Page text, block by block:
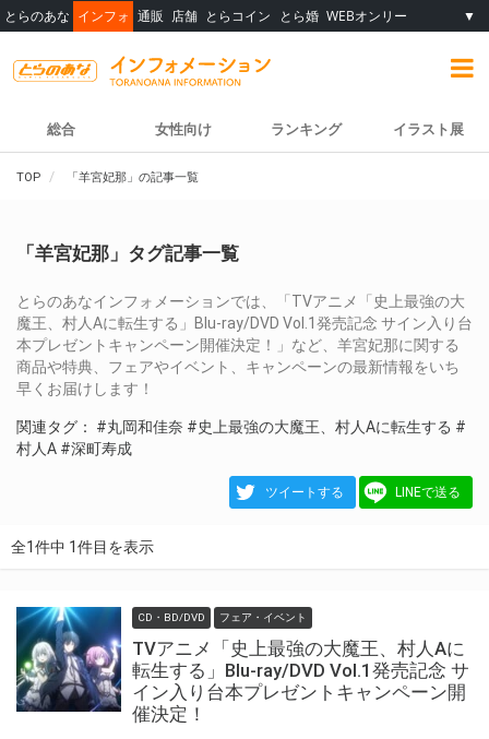
とらのあな インフォ 通販 店舗 とらコイン とら婚 WEBオンリー ▼
総合 女性向け ランキング イラスト展
TOP 「羊宮妃那」の記事一覧
「羊宮妃那」タグ記事一覧
とらのあなインフォメーションでは、「TVアニメ「史上最強の大
魔王、村人Aに転生する」Blu-ray/DVD Vol.1発売記念 サイン入り台
本プレゼントキャンペーン開催決定！」など、羊宮妃那に関する
商品や特典、フェアやイベント、キャンペーンの最新情報をいち
早くお届けします！
関連タグ： #丸岡和佳奈 #史上最強の大魔王、村人Aに転生する #
村人A #深町寿成
ツイートする LINEで送る
全1件中 1件目を表示
CD・BD/DVD フェア・イベント
TVアニメ「史上最強の大魔王、村人Aに
転生する」Blu-ray/DVD Vol.1発売記念 サ
イン入り台本プレゼントキャンペーン開
催決定！